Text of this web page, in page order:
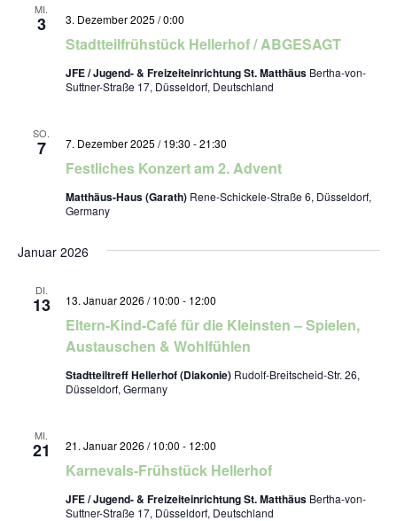
MI.
3
Stadtteilfrühstück Hellerhof / ABGESAGT
3. Dezember 2025 / 0:00
JFE / Jugend- & Freizeiteinrichtung St. Matthäus Bertha-von-
Suttner-Straße 17, Düsseldorf, Deutschland
SO.
7
Festliches Konzert am 2. Advent
7. Dezember 2025 / 19:30 -21:30
Matthäus-Haus (Garath) Rene-Schickele-Straße 6, Düsseldorf,
Germany
Januar 2026
DI.
13
Eltern-Kind-Café für die Kleinsten – Spielen,
Austauschen & Wohlfühlen
13. Januar 2026 / 10:00 - 12:00
Stadtteiltreff Hellerhof (Diakonie) Rudolf-Breitscheid-Str. 26,
Düsseldorf, Germany
MI.
21
Karnevals-Frühstück Hellerhof
21. Januar 2026 / 10:00 - 12:00
JFE / Jugend- & Freizeiteinrichtung St. Matthäus Bertha-von-
Suttner-Straße 17, Düsseldorf, Deutschland